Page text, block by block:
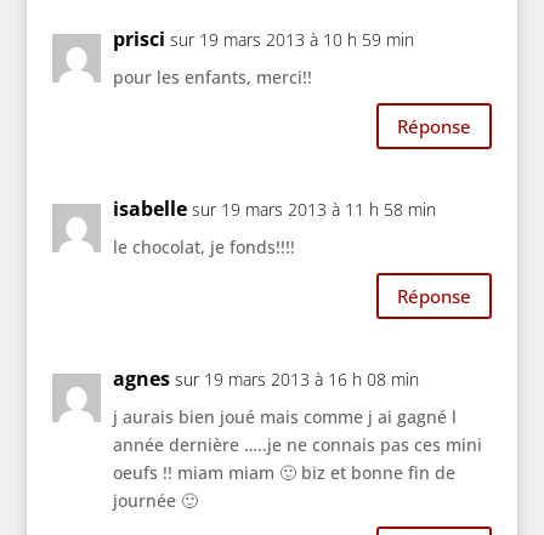
prisci sur 19 mars 2013 à 10 h 59 min
pour les enfants, merci!!
Réponse
isabelle sur 19 mars 2013 à 11 h 58 min
le chocolat, je fonds!!!!
Réponse
agnes sur 19 mars 2013 à 16 h 08 min
j aurais bien joué mais comme j ai gagné l
année dernière …..je ne connais pas ces mini
oeufs !! miam miam 🙂 biz et bonne fin de
journée 🙂